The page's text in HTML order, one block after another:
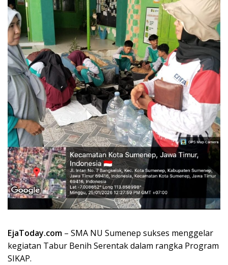
EjaToday.com – SMA NU Sumenep sukses menggelar
kegiatan Tabur Benih Serentak dalam rangka Program
SIKAP.